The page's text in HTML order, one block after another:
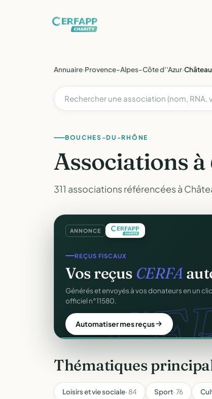
Annuaire›Provence-Alpes-Côte d''Azur›
BOUCHES-DU-RHÔNE
Associations à
311 associations référencées à
ANNONCE
SITE WEB
Votre site web
Une page publique élégante et un site de
Sans webmaster.
Créer mon site gratuit
Thématiques
Loisirs et vie sociale· 84 Sport· 76